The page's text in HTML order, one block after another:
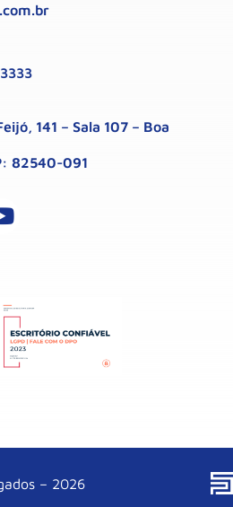
141 – Sala 107 – Boa
82540-091
– 2026